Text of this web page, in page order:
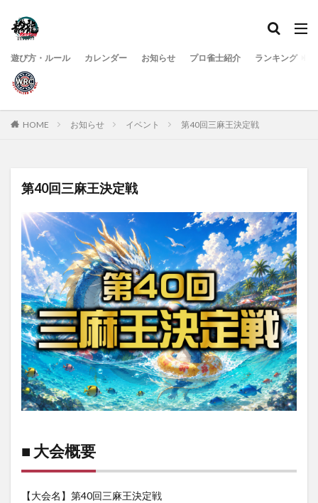
遊び方・ルール カレンダー お知らせ プロ雀士紹介 ランキング
HOME お知らせ イベント 第40回三麻王決定戦
第40回三麻王決定戦
■ 大会概要
【大会名】第40回三麻王決定戦